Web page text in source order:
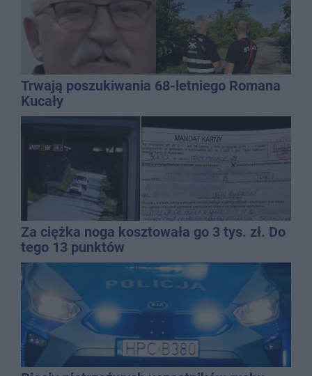
Trwają poszukiwania 68-letniego Romana
Kucały
Za ciężka noga kosztowała go 3 tys. zł. Do
tego 13 punktów